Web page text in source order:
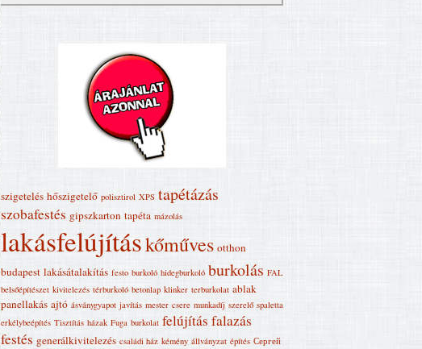
szigetelés hőszigetelő polisztirol XPS tapétázás
szobafestés gipszkarton tapéta mázolás
lakásfelújításkőműves otthon
budapest lakásátalakítás festo burkoló hidegburkoló burkolás FAL
belsőépítészet kivitelezés térburkoló betonlap klinker terburkolat ablak
panellakás ajtó ásványgyapot javítás mester csere munkadíj szerelő spaletta
erkélybeépítés Tisztítás házak Fuga burkolat felújítás falazás
festés generálkivitelezés családi ház kémény állványzat építés Сергей